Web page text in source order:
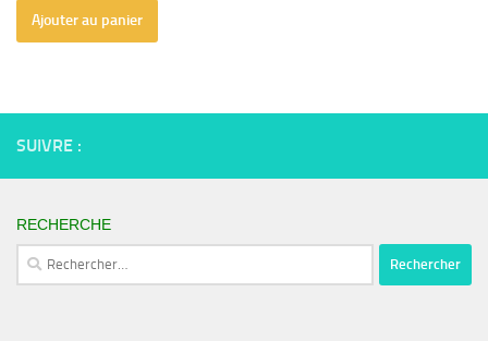
Ajouter au panier
SUIVRE :
RECHERCHE
Rechercher :